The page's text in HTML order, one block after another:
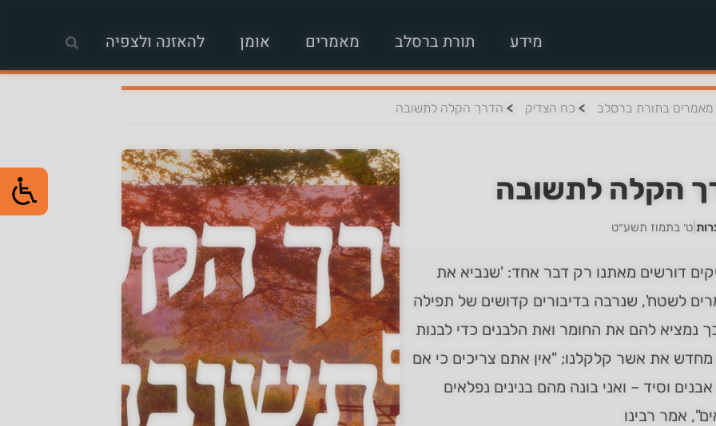
מידע תורת ברסלב מאמרים אומן להאזנה ולצפיה
מאמרים בתורת ברסלב > כח הצדיק > הדרך הקלה לתשובה
הקלה לתשובה
ט׳ בתמוז תשע״ט
דורשים מאתנו רק דבר אחד: 'שנביא את
לשטח', שנרבה בדיבורים קדושים של תפילה
נמציא להם את החומר ואת הלבנים כדי לבנות
את אשר קלקלנו; "אין אתם צריכים כי אם
וסיד – ואני בונה מהם בנינים נפלאים
אמר רבינו